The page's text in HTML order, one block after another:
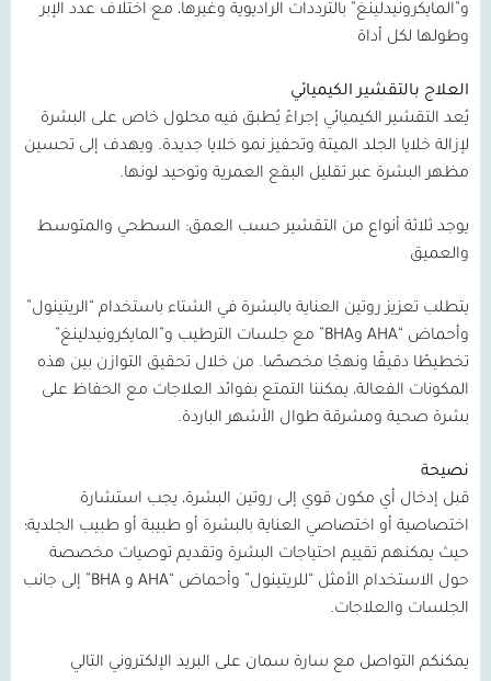
و”المايكرونيدلينغ” بالترددات الراديوية وغيرها، مع اختلاف عدد الإبر
وطولها لكل أداة
العلاج بالتقشير الكيميائي
يُعد التقشير الكيميائي إجراءً يُطبق فيه محلول خاص على البشرة
لإزالة خلايا الجلد الميتة وتحفيز نمو خلايا جديدة. ويهدف إلى تحسين
مظهر البشرة عبر تقليل البقع العمرية وتوحيد لونها.
يوجد ثلاثة أنواع من التقشير حسب العمق: السطحي والمتوسط
والعميق
يتطلب تعزيز روتين العناية بالبشرة في الشتاء باستخدام “الريتينول”
وأحماض “ AHA وBHA
” مع جلسات الترطيب و”المايكرونيدلينغ”
تخطيطًا دقيقًا ونهجًا مخصصًا. من خلال تحقيق التوازن بين هذه
المكونات الفعالة، يمكننا التمتع بفوائد العلاجات مع الحفاظ على
بشرة صحية ومشرقة طوال الأشهر الباردة.
نصيحة
قبل إدخال أي مكون قوي إلى روتين البشرة، يجب استشارة
اختصاصية أو اختصاصي العناية بالبشرة أو طبيبة أو طبيب الجلدية؛
حيث يمكنهم تقييم احتياجات البشرة وتقديم توصيات مخصصة
حول الاستخدام الأمثل “للريتينول” وأحماض “ AHA و BHA
” إلى جانب
الجلسات والعلاجات.
يمكنكم التواصل مع سارة سمان على البريد الإلكتروني التالي